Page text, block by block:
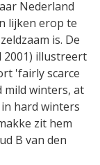
Nederland
lijken erop te
is. De
2001) illustreert
'fairly scarce
mild winters, at
in hard winters
zit hem
B van den